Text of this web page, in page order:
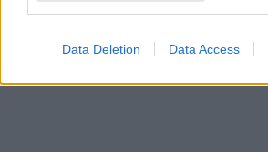
Data Deletion Data Access